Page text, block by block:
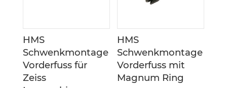
HMS
Schwenkmontage
Vorderfuss für
Zeiss
HMS
Schwenkmontage
Vorderfuss mit
Magnum Ring